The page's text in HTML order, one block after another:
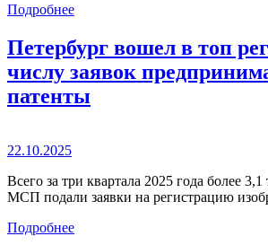
Подробнее
Петербург вошел в топ
числу заявок
патенты
22.10.2025
Всего за три квартала 2025 года более
МСП подали заявки на регистрацию
Подробнее